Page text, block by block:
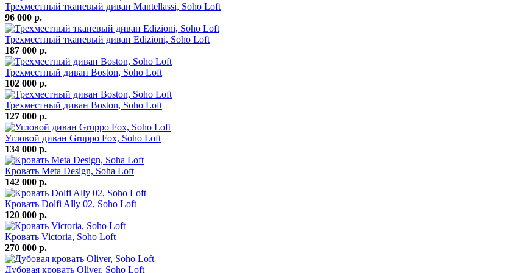
Трехместный тканевый диван Mantellassi, Soho Loft
96 000 р.
Трехместный тканевый диван Edizioni, Soho Loft
187 000 р.
Трехместный диван Boston, Soho Loft
102 000 р.
Трехместный диван Boston, Soho Loft
127 000 р.
Угловой диван Gruppo Fox, Soho Loft
134 000 р.
Кровать Meta Design, Soha Loft
142 000 р.
Кровать Dolfi Ally 02, Soho Loft
120 000 р.
Кровать Victoria, Soho Loft
270 000 р.
Дубовая кровать Oliver, Soho Loft